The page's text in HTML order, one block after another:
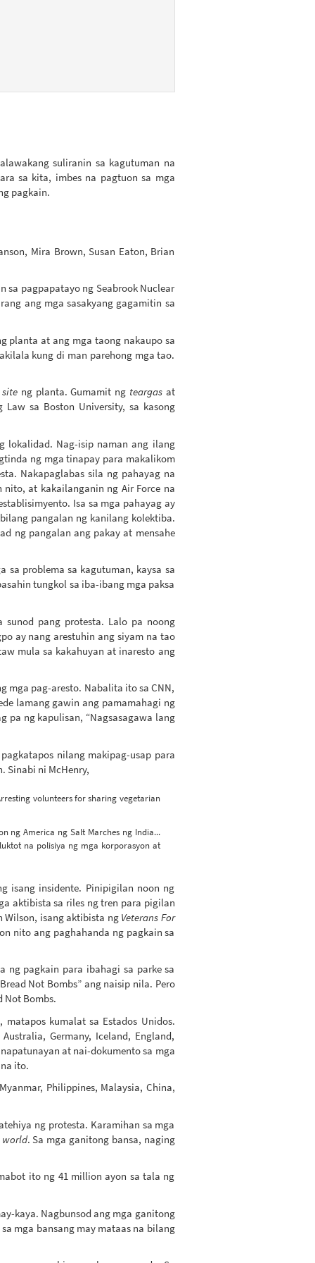
suliranin sa kagutuman na
sa kita, imbes na pagtuon sa mga
pagkain.
Mira Brown, Susan Eaton, Brian
sa pagpapatayo ng Seabrook Nuclear
ang mga sasakyang gagamitin sa
planta at ang mga taong nakaupo sa
kung di man parehong mga tao.
site ng planta. Gumamit ng teargasat
sa Boston University, sa kasong
lokalidad. Nag-isip naman ang ilang
ng mga tinapay para makalikom
Nakapaglabas sila ng pahayag na
at kakailanganin ng Air Force na
Isa sa mga pahayag ay
pangalan ng kanilang kolektiba.
ng pangalan ang pakay at mensahe
problema sa kagutuman, kaysa sa
tungkol sa iba-ibang mga paksa
pang protesta. Lalo pa noong
ay nang arestuhin ang siyam na tao
mula sa kakahuyan at inaresto ang
mga pag-aresto. Nabalita ito sa CNN,
lamang gawin ang pamamahagi ng
pa ng kapulisan, “Nagsasagawa lang
nilang makipag-usap para
Sinabi ni McHenry,
volunteers for sharing vegetarian
ng America ng Salt Marches ng India...
na polisiya ng mga korporasyon at
isang insidente. Pinipigilan noon ng
aktibista sa riles ng tren para pigilan
Wilson, isang aktibista ng Veterans For
nito ang paghahanda ng pagkain sa
ng pagkain para ibahagi sa parke sa
Not Bombs” ang naisip nila. Pero
Not Bombs.
kumalat sa Estados Unidos.
Germany, Iceland, England,
at nai-dokumento sa mga
ito.
Philippines, Malaysia, China,
ng protesta. Karamihan sa mga
. Sa mga ganitong bansa, naging
ito ng 41 million ayon sa tala ng
kaya. Nagbunsod ang mga ganitong
mga bansang may mataas na bilang